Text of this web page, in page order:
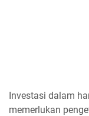
Investasi dalam
memerlukan